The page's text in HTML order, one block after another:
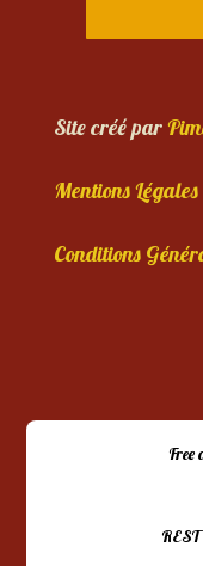
Site créé par
Mentions Légales
Conditions
Free